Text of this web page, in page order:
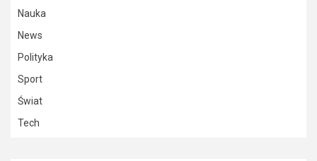
Nauka
News
Polityka
Sport
Świat
Tech